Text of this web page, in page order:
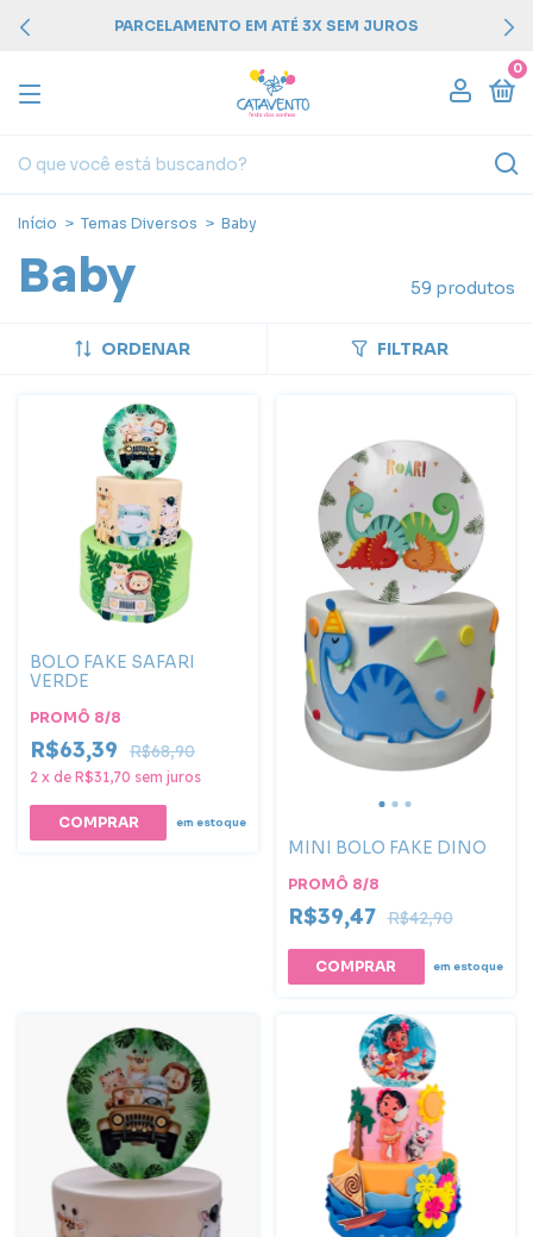
PARCELAMENTO EM ATÉ 3X SEM JUROS
0
Início > Temas Diversos > Baby
Baby 59 produtos
ORDENAR FILTRAR
BOLO FAKE SAFARI
VERDE
PROMÔ 8/8
R$63,39 R$68,90
2 x de R$31,70 sem juros
em estoque
MINI BOLO FAKE DINO
PROMÔ 8/8
R$39,47 R$42,90
em estoque